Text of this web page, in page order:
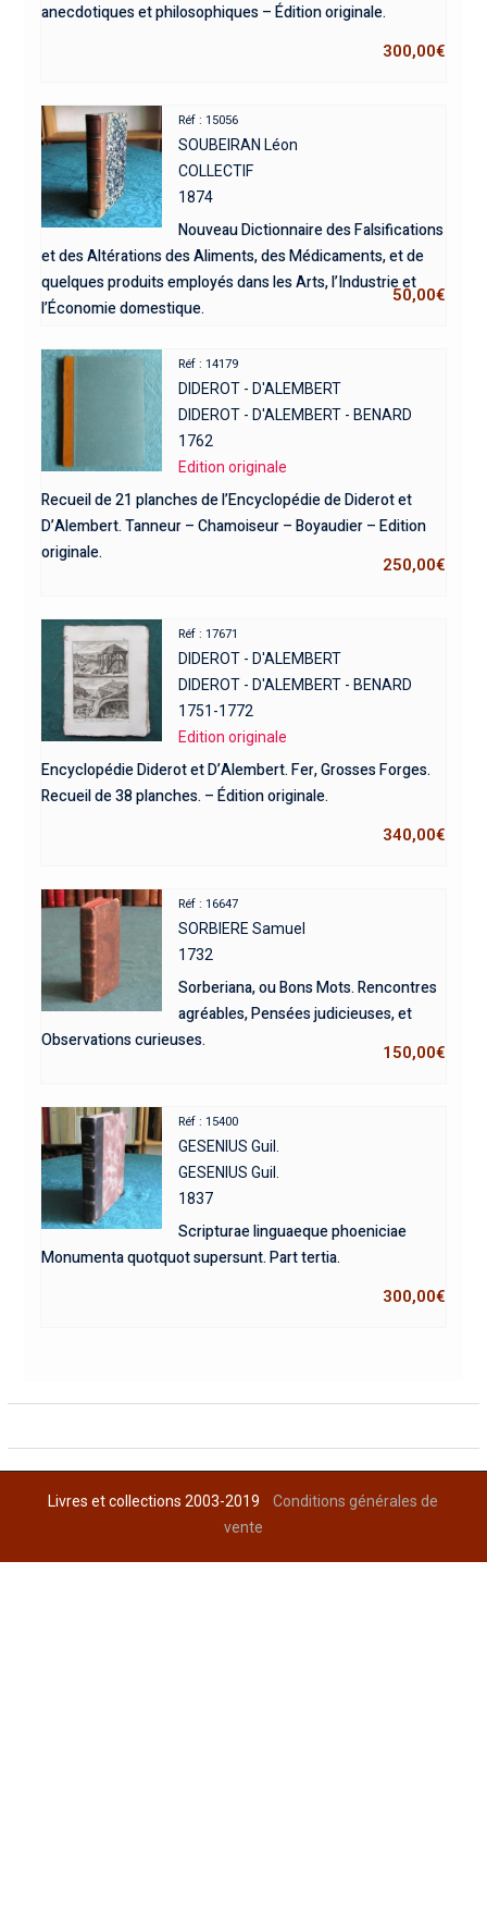
anecdotiques et philosophiques – Édition originale.
300,00€
Réf : 15056
SOUBEIRAN Léon
COLLECTIF
1874
Nouveau Dictionnaire des Falsifications
et des Altérations des Aliments, des Médicaments, et de
quelques produits employés dans les Arts, l’Industrie et
l’Économie domestique.
50,00€
Réf : 14179
DIDEROT - D'ALEMBERT
DIDEROT - D'ALEMBERT - BENARD
1762
Edition originale
Recueil de 21 planches de l’Encyclopédie de Diderot et
D’Alembert. Tanneur – Chamoiseur – Boyaudier – Edition
originale.
250,00€
Réf : 17671
DIDEROT - D'ALEMBERT
DIDEROT - D'ALEMBERT - BENARD
1751-1772
Edition originale
Encyclopédie Diderot et D’Alembert. Fer, Grosses Forges.
Recueil de 38 planches. – Édition originale.
340,00€
Réf : 16647
SORBIERE Samuel
1732
Sorberiana, ou Bons Mots. Rencontres
agréables, Pensées judicieuses, et
Observations curieuses.
150,00€
Réf : 15400
GESENIUS Guil.
GESENIUS Guil.
1837
Scripturae linguaeque phoeniciae
Monumenta quotquot supersunt. Part tertia.
300,00€
Livres et collections 2003-2019Conditions générales de
vente